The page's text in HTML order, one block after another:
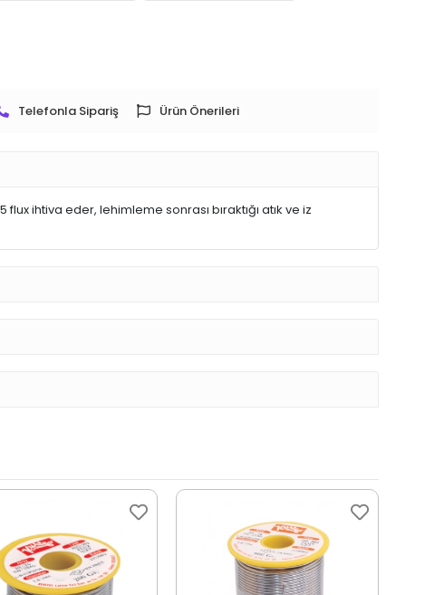
Telefonla Sipariş Ürün Önerileri
ihtiva eder, lehimleme sonrası bıraktığı atık ve iz